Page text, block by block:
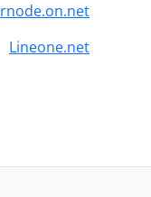
Lineone.net